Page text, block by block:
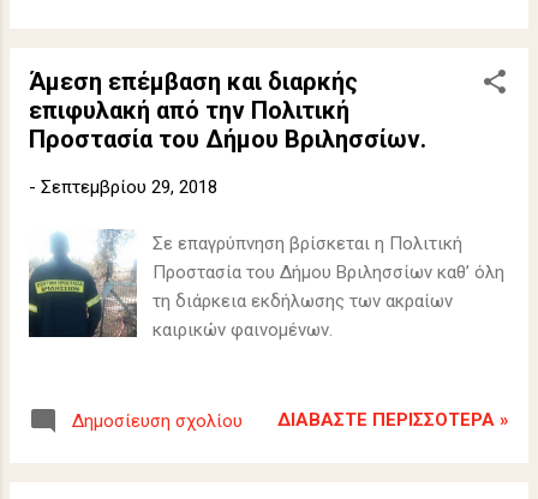
Άμεση επέμβαση και διαρκής
επιφυλακή από την Πολιτική
Προστασία του Δήμου Βριλησσίων.
- Σεπτεμβρίου 29, 2018
Σε επαγρύπνηση βρίσκεται η Πολιτική
Προστασία του Δήμου Βριλησσίων καθ’ όλη
τη διάρκεια εκδήλωσης των ακραίων
καιρικών φαινομένων.
Δημοσίευση σχολίου ΔΙΑΒΆΣΤΕ ΠΕΡΙΣΣΌΤΕΡΑ »